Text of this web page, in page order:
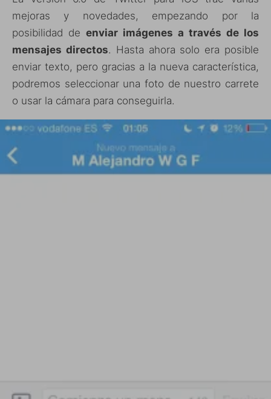
mejoras y novedades, empezando por la
posibilidad de enviar imágenes a través de los
mensajes directos. Hasta ahora solo era posible
enviar texto, pero gracias a la nueva característica,
podremos seleccionar una foto de nuestro carrete
o usar la cámara para conseguirla.